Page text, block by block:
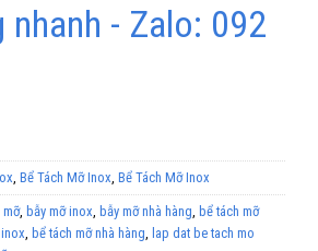
nhanh - Zalo: 092
Bể Tách Mỡ Inox Bể Tách Mỡ Inox
mỡ, bẫy mỡ inox bẫy mỡ nhà hàng bể tách mỡ
bể tách mỡ nhà hàng
lap dat be tach mo